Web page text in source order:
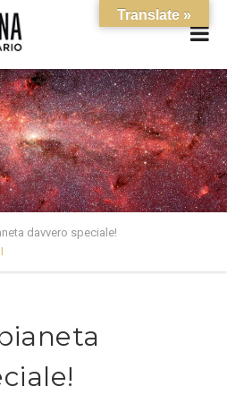
davvero speciale!
Translate »